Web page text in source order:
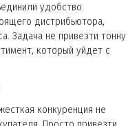
удобство
дистрибьютора,
Задача не привезти тонну
который уйдет с
конкуренция не